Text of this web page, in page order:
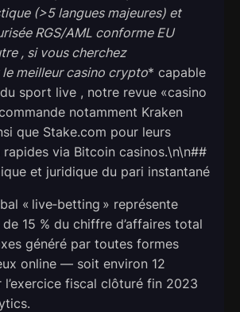
(>5 langues majeures) et
RGS/AML conforme EU
, si vous cherchez
le meilleur casino crypto* capable
sport live , notre revue «casino
notamment Kraken
que Stake.com pour leurs
via Bitcoin casinos.\n\n##
et juridique du pari instantané
« live‑betting » représente
15 % du chiffre d’affaires total
généré par toutes formes
online — soit environ 12
fiscal clôturé fin 2023